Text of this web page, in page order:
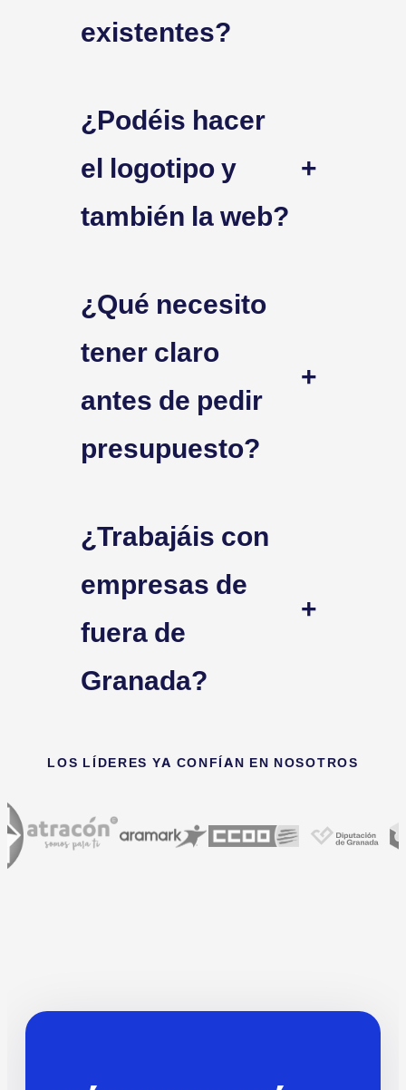
existentes?
¿Podéis hacer
el logotipo y
también la web?
+
¿Qué necesito
tener claro
antes de pedir
presupuesto?
+
¿Trabajáis con
empresas de
fuera de
Granada?
+
LOS LÍDERES YA CONFÍAN EN NOSOTROS